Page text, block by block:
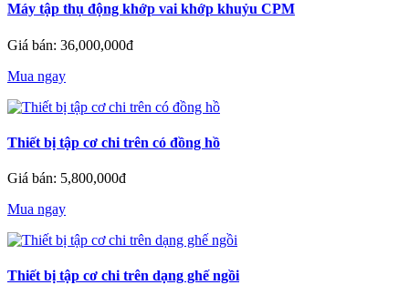
Máy tập thụ động khớp vai khớp khuỷu CPM
Giá bán: 36,000,000đ
Mua ngay
Thiết bị tập cơ chi trên có đồng hồ
Giá bán: 5,800,000đ
Mua ngay
Thiết bị tập cơ chi trên dạng ghế ngồi